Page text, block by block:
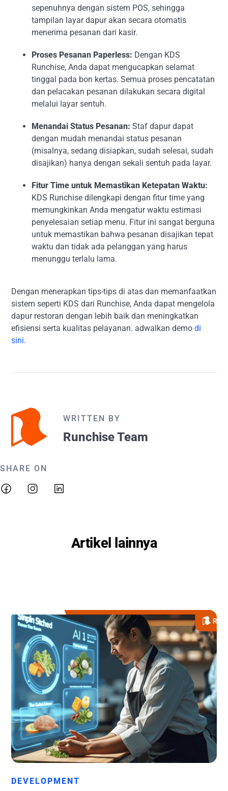
sepenuhnya dengan sistem POS, sehingga
tampilan layar dapur akan secara otomatis
menerima pesanan dari kasir.
Proses Pesanan Paperless: Dengan KDS
Runchise, Anda dapat mengucapkan selamat
tinggal pada bon kertas. Semua proses pencatatan
dan pelacakan pesanan dilakukan secara digital
melalui layar sentuh.
Menandai Status Pesanan: Staf dapur dapat
dengan mudah menandai status pesanan
(misalnya, sedang disiapkan, sudah selesai, sudah
disajikan) hanya dengan sekali sentuh pada layar.
Fitur Time untuk Memastikan Ketepatan Waktu:
KDS Runchise dilengkapi dengan fitur time yang
memungkinkan Anda mengatur waktu estimasi
penyelesaian setiap menu. Fitur ini sangat berguna
untuk memastikan bahwa pesanan disajikan tepat
waktu dan tidak ada pelanggan yang harus
menunggu terlalu lama.
Dengan menerapkan tips-tips di atas dan memanfaatkan
sistem seperti KDS dari Runchise, Anda dapat mengelola
dapur restoran dengan lebih baik dan meningkatkan
efisiensi serta kualitas pelayanan. adwalkan demodi
sini.
WRITTEN BY
Runchise Team
SHARE ON
Artikel lainnya
Runchise Team
DEVELOPMENT